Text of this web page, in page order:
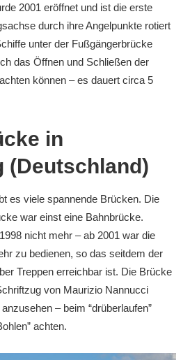
2001 eröffnet und ist die erste
durch ihre Angelpunkte rotiert
unter der Fußgängerbrücke
das Öffnen und Schließen der
können – es dauert circa 5
in
(Deutschland)
es viele spannende Brücken. Die
war einst eine Bahnbrücke.
nicht mehr – ab 2001 war die
zu bedienen, so das seitdem der
Treppen erreichbar ist. Die Brücke
von Maurizio Nannucci
– beim “drüberlaufen”
achten.